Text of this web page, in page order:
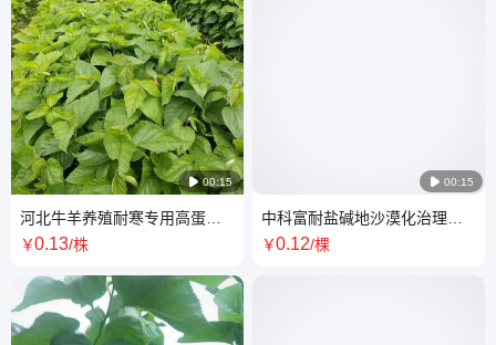
 00:15
河北牛羊养殖耐寒专用高蛋白
饲料桑苗批发中科富
￥0.13/株
 00:15
中科富耐盐碱地沙漠化治理高
产抗风沙蛋白饲料桑树苗
￥0.12/棵